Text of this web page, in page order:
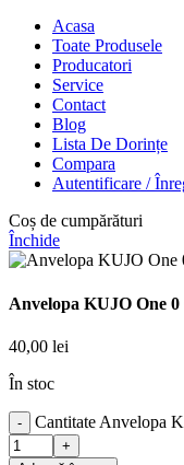
Acasa
Toate Produsele
Producatori
Service
Contact
Blog
Lista De Dorințe
Compara
Autentificare /
Coș de cumpărături
Închide
Anvelopa KUJO One 0
40,00 lei
În stoc
Cantitate Anvelopa